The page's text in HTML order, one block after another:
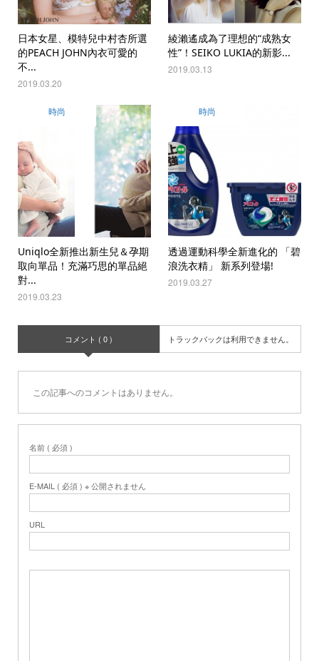
日本女星、模特兒中村杏所選
的PEACH JOHN內衣可愛的
不...
2019.03.20
綾瀨遙成為了理想的“成熟女
性”！SEIKO LUKIA的新影...
2019.03.13
時尚
Uniqlo全新推出新生兒＆孕期
取向單品！充滿巧思的單品絕
對...
2019.03.23
時尚
透過運動科學全新進化的 「碧
浪洗衣精」 新系列登場!
2019.03.27
コメント ( 0 ) トラックバックは利用できません。
この記事へのコメントはありません。
名前 ( 必須 )
E-MAIL ( 必須 ) ※ 公開されません
URL